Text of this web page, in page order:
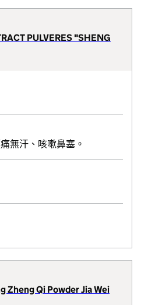
PULVERES "SHENG
無汗、咳嗽鼻塞。
Zheng Qi Powder Jia Wei